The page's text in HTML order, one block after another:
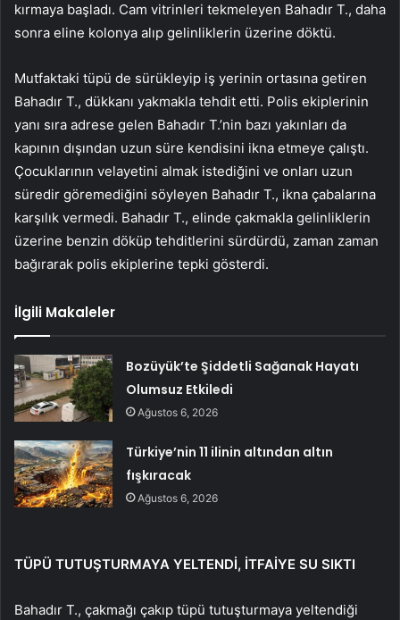
kırmaya başladı. Cam vitrinleri tekmeleyen Bahadır T., daha
sonra eline kolonya alıp gelinliklerin üzerine döktü.
Mutfaktaki tüpü de sürükleyip iş yerinin ortasına getiren
Bahadır T., dükkanı yakmakla tehdit etti. Polis ekiplerinin
yanı sıra adrese gelen Bahadır T.’nin bazı yakınları da
kapının dışından uzun süre kendisini ikna etmeye çalıştı.
Çocuklarının velayetini almak istediğini ve onları uzun
süredir göremediğini söyleyen Bahadır T., ikna çabalarına
karşılık vermedi. Bahadır T., elinde çakmakla gelinliklerin
üzerine benzin döküp tehditlerini sürdürdü, zaman zaman
bağırarak polis ekiplerine tepki gösterdi.
İlgili Makaleler
Bozüyük’te Şiddetli Sağanak Hayatı
Olumsuz Etkiledi
Ağustos 6, 2026
Türkiye’nin 11 ilinin altından altın
fışkıracak
Ağustos 6, 2026
TÜPÜ TUTUŞTURMAYA YELTENDİ, İTFAİYE SU SIKTI
Bahadır T., çakmağı çakıp tüpü tutuşturmaya yeltendiği